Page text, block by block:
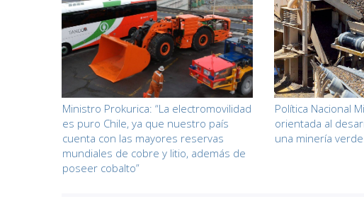
Ministro Prokurica: “La electromovilidad
es puro Chile, ya que nuestro país
cuenta con las mayores reservas
mundiales de cobre y litio, además de
poseer cobalto”
Política Nacional
orientada al
una minería verde